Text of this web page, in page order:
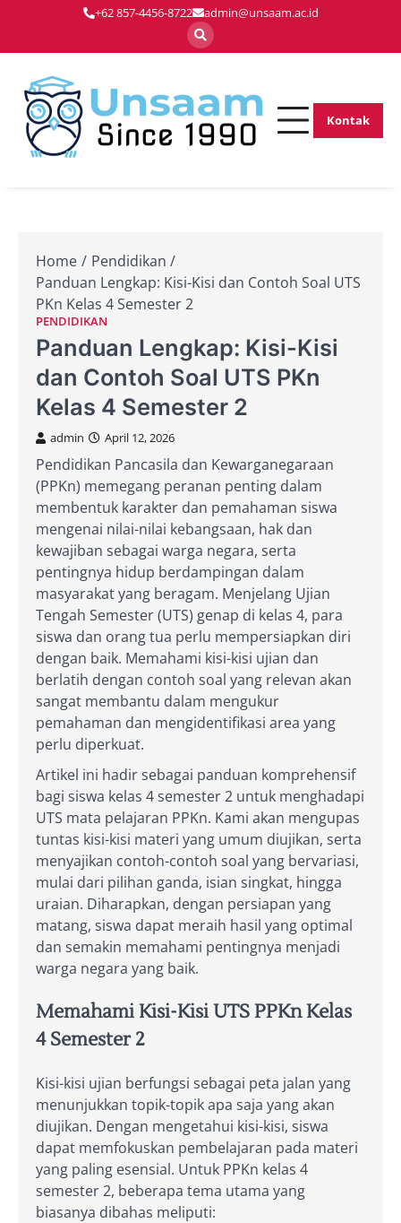
content
+62 857-4456-8722 admin@unsaam.ac.id
Membentuk
Kontak
Home
Pendidikan
Panduan Lengkap: Kisi-Kisi dan Contoh Soal UTS
PKn Kelas 4 Semester 2
PENDIDIKAN
Panduan Lengkap: Kisi-Kisi
dan Contoh Soal UTS PKn
Kelas 4 Semester 2
admin April 12, 2026
Pendidikan Pancasila dan Kewarganegaraan
(PPKn) memegang peranan penting dalam
membentuk karakter dan pemahaman siswa
mengenai nilai-nilai kebangsaan, hak dan
kewajiban sebagai warga negara, serta
pentingnya hidup berdampingan dalam
masyarakat yang beragam. Menjelang Ujian
Tengah Semester (UTS) genap di kelas 4, para
siswa dan orang tua perlu mempersiapkan diri
dengan baik. Memahami kisi-kisi ujian dan
berlatih dengan contoh soal yang relevan akan
sangat membantu dalam mengukur
pemahaman dan mengidentifikasi area yang
perlu diperkuat.
Artikel ini hadir sebagai panduan komprehensif
bagi siswa kelas 4 semester 2 untuk menghadapi
UTS mata pelajaran PPKn. Kami akan mengupas
tuntas kisi-kisi materi yang umum diujikan, serta
menyajikan contoh-contoh soal yang bervariasi,
mulai dari pilihan ganda, isian singkat, hingga
uraian. Diharapkan, dengan persiapan yang
matang, siswa dapat meraih hasil yang optimal
dan semakin memahami pentingnya menjadi
warga negara yang baik.
Memahami Kisi-Kisi UTS PPKn Kelas
4 Semester 2
Kisi-kisi ujian berfungsi sebagai peta jalan yang
menunjukkan topik-topik apa saja yang akan
diujikan. Dengan mengetahui kisi-kisi, siswa
dapat memfokuskan pembelajaran pada materi
yang paling esensial. Untuk PPKn kelas 4
semester 2, beberapa tema utama yang
biasanya dibahas meliputi: